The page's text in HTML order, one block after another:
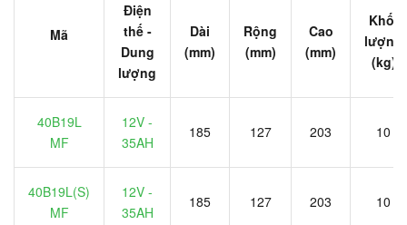
Mã
Điện
thế -
Dung
lượng
Dài
(mm)
Rộng
(mm)
Cao
(mm)
Khối
lượng
(kg)
40B19L
MF
12V -
35AH
185 127 203 10
40B19L(S)
MF
12V -
35AH
185 127 203 10